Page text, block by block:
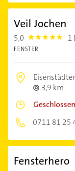
Veil Jochen
5,0 5.0 1
FENSTER
3,9 km
Geschlossen
0711 81 25
Fensterhero